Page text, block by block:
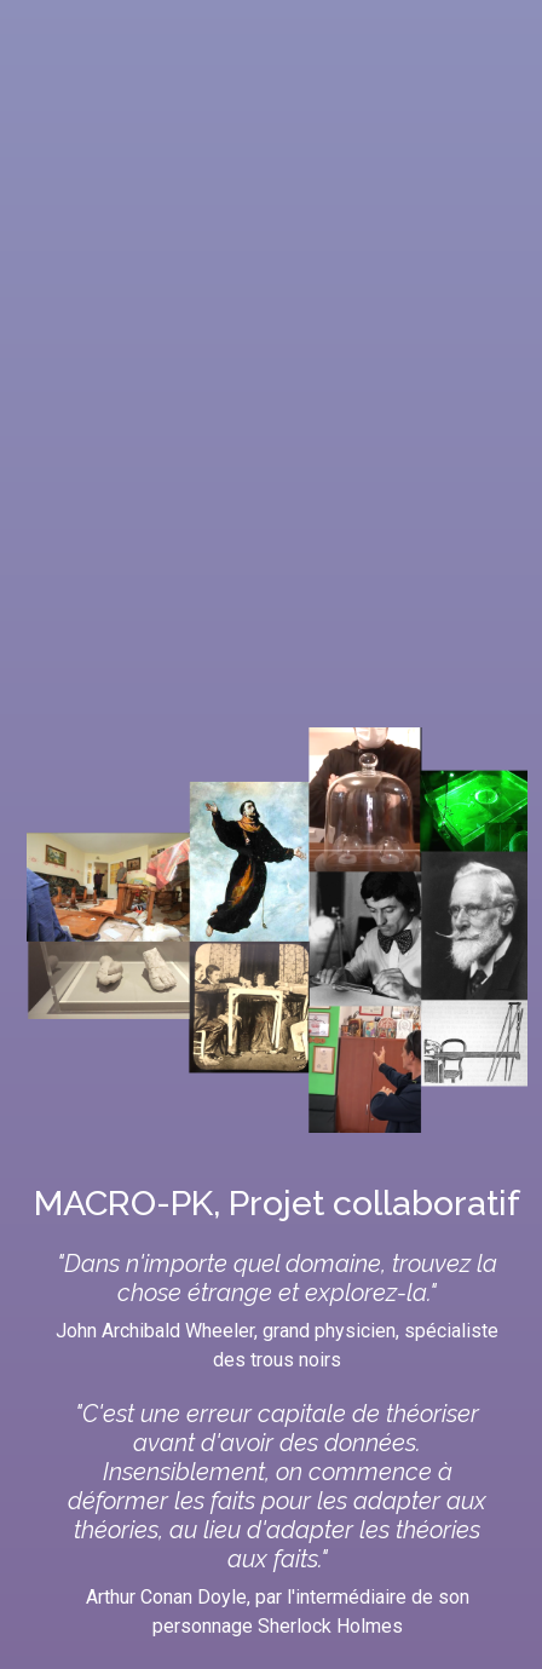
MACRO-PK, Projet collaboratif
"Dans n'importe quel domaine, trouvez la
chose étrange et explorez-la."
John Archibald Wheeler, grand physicien, spécialiste
des trous noirs
"C'est une erreur capitale de théoriser
avant d'avoir des données.
Insensiblement, on commence à
déformer les faits pour les adapter aux
théories, au lieu d'adapter les théories
aux faits."
Arthur Conan Doyle, par l'intermédiaire de son
personnage Sherlock Holmes